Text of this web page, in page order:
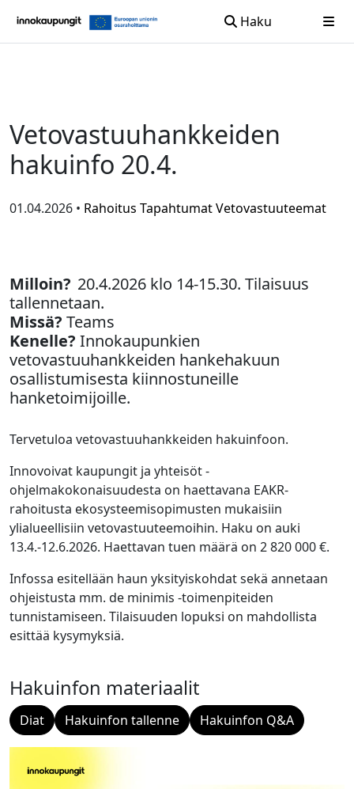
Haku
Vetovastuuhankkeiden
hakuinfo 20.4.
01.04.2026 • Rahoitus TapahtumatVetovastuuteemat
Milloin? 20.4.2026 klo 14-15.30. Tilaisuus
tallennetaan.
Missä? Teams
Kenelle? Innokaupunkien
vetovastuuhankkeiden hankehakuun
osallistumisesta kiinnostuneille
hanketoimijoille.
Tervetuloa vetovastuuhankkeiden hakuinfoon.
Innovoivat kaupungit ja yhteisöt -
ohjelmakokonaisuudesta on haettavana EAKR-
rahoitusta ekosysteemisopimusten mukaisiin
ylialueellisiin vetovastuuteemoihin. Haku on auki
13.4.-12.6.2026. Haettavan tuen määrä on 2 820 000 €.
Infossa esitellään haun yksityiskohdat sekä annetaan
ohjeistusta mm. de minimis -toimenpiteiden
tunnistamiseen. Tilaisuuden lopuksi on mahdollista
esittää kysymyksiä.
Hakuinfon materiaalit
Diat Hakuinfon tallenne Hakuinfon Q&A